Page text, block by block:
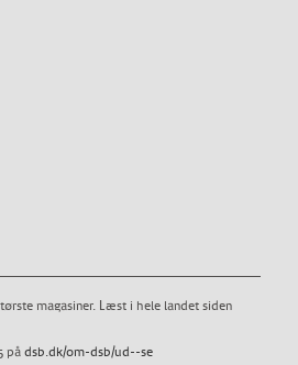
magasiner. Læst i hele landet siden
på dsb.dk/om-dsb/ud--se